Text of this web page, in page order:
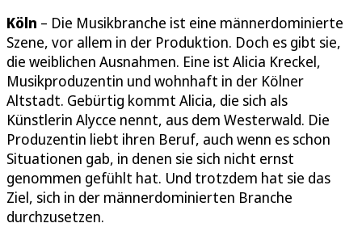
Köln – Die Musikbranche ist eine männerdominierte
Szene, vor allem in der Produktion. Doch es gibt sie,
die weiblichen Ausnahmen. Eine ist Alicia Kreckel,
Musikproduzentin und wohnhaft in der Kölner
Altstadt. Gebürtig kommt Alicia, die sich als
Künstlerin Alycce nennt, aus dem Westerwald. Die
Produzentin liebt ihren Beruf, auch wenn es schon
Situationen gab, in denen sie sich nicht ernst
genommen gefühlt hat. Und trotzdem hat sie das
Ziel, sich in der männerdominierten Branche
durchzusetzen.